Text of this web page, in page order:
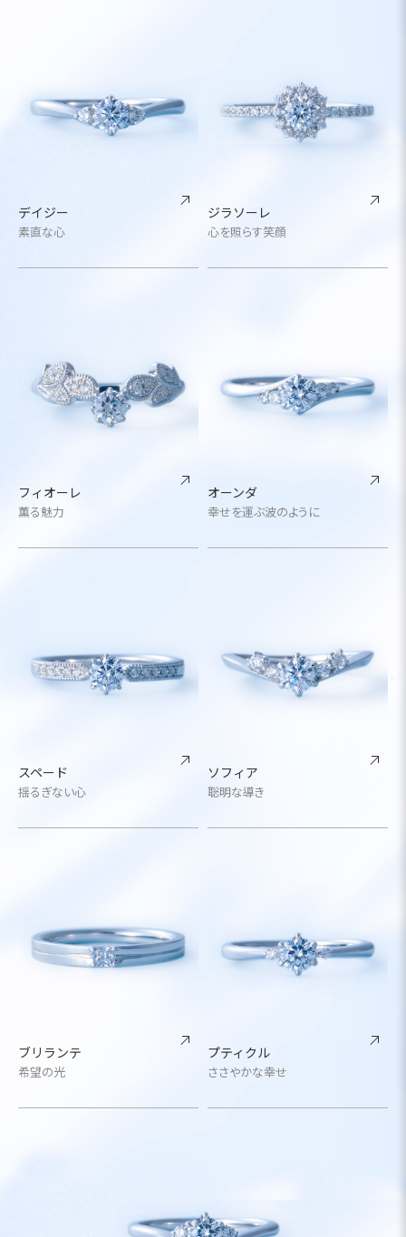
デイジー
素直な心
ジラソーレ
心を照らす笑顔
フィオーレ
薫る魅力
オーンダ
幸せを運ぶ波のように
スペード
揺るぎない心
ソフィア
聡明な導き
ブリランテ
希望の光
プティクル
ささやかな幸せ